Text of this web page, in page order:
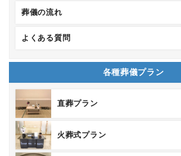
葬儀の流れ
よくある質問
各種葬儀プラン
直葬プラン
火葬式プラン